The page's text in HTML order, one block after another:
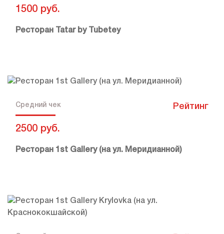
1500 руб.
Ресторан Tatar by Tubetey
Средний чек
2500 руб.
Рейтинг
Ресторан 1st Gallery (на ул. Меридианной)